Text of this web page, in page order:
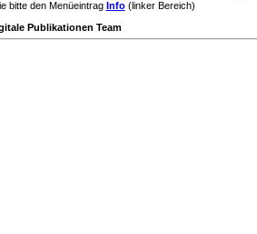
bitte den Menüeintrag Info(linker Bereich)
Publikationen Team